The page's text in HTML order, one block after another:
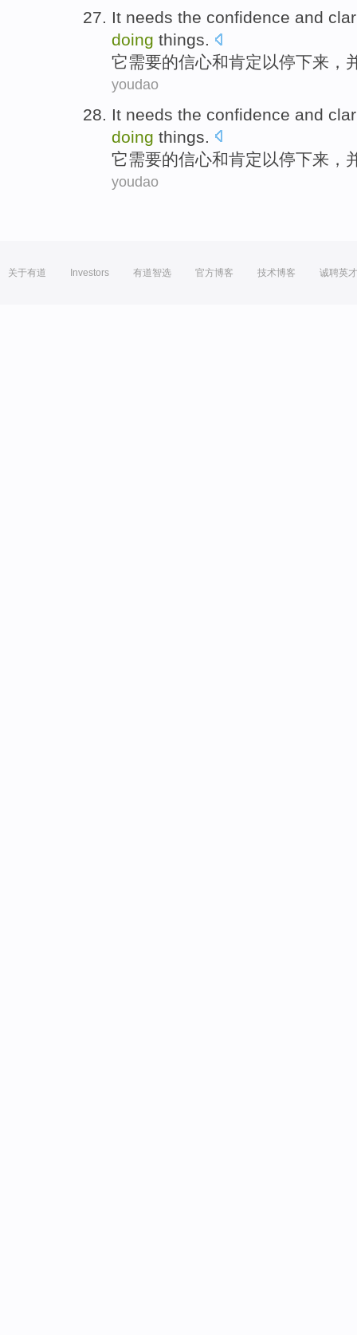
It needs the confidence and
doing things.
它需要的信心和肯定 以停下来 ，
youdao
It needs the confidence and
doing things.
它需要的信心和肯定以停下来 ，
youdao
关于有道 Investors 有道智选 官方博客 技术博客 诚聘英才